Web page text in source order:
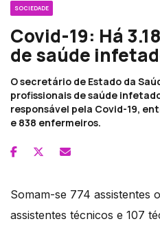
SOCIEDADE
Covid-19: Há
de saúde
O secretário de Estado da
profissionais de saúde
responsável pela Covid-19,
e 838 enfermeiros.
Somam-se 774 assistentes
assistentes técnicos e 107